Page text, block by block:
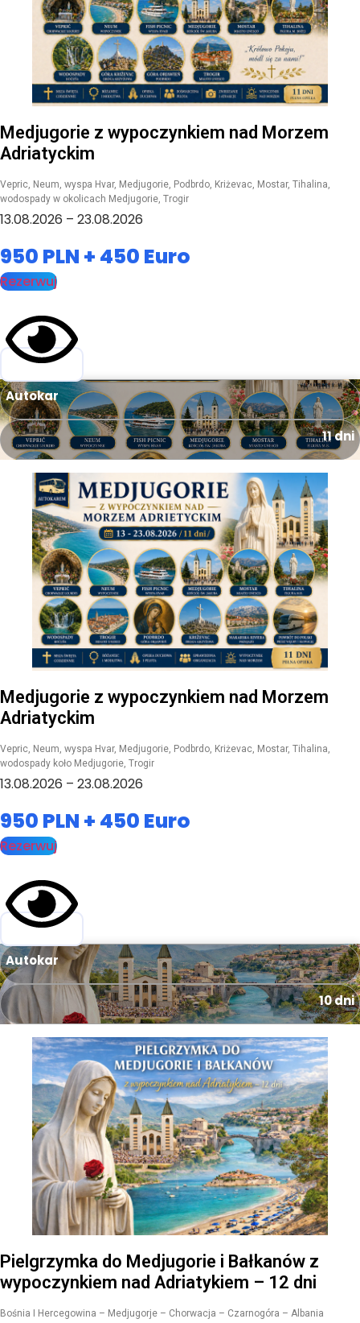
Medjugorie z wypoczynkiem nad Morzem
Adriatyckim
Vepric, Neum, wyspa Hvar, Medjugorie, Podbrdo, Kriżevac, Mostar, Tihalina,
wodospady w okolicach Medjugorie, Trogir
13.08.2026 – 23.08.2026
950 PLN + 450 Euro
Rezerwuj
Autokar
11 dni
Medjugorie z wypoczynkiem nad Morzem
Adriatyckim
Vepric, Neum, wyspa Hvar, Medjugorie, Podbrdo, Kriżevac, Mostar, Tihalina,
wodospady koło Medjugorie, Trogir
13.08.2026 – 23.08.2026
950 PLN + 450 Euro
Rezerwuj
Autokar
10 dni
Pielgrzymka do Medjugorie i Bałkanów z
wypoczynkiem nad Adriatykiem – 12 dni
Bośnia I Hercegowina – Medjugorje – Chorwacja – Czarnogóra – Albania